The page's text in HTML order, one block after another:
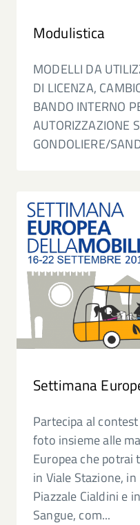
Modulistica
MODELLI DA
DI LICENZA,
BANDO INTERNO
AUTORIZZAZIONE
GONDOLIERE/
Settimana
Partecipa al
foto insieme alle
Europea che potrai
in Viale Stazione,
Piazzale Cialdini e
Sangue, com...